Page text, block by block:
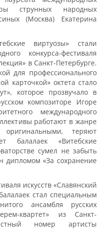
струнных народных
(Москва) Екатерина
виртуозы» стали
конкурса-фестиваля
в Санкт-Петербурге.
для профессионального
карточкой» октета стало
которое прозвучало в
композиторе Игоре
международного
работают в жанре
теряют
балалаек «Витебские
сумел не забыть
дипломом «За сохранение
искусств «Славянский
стал специальным
ансамбля русских
квартет» из Санкт-
номер артисты